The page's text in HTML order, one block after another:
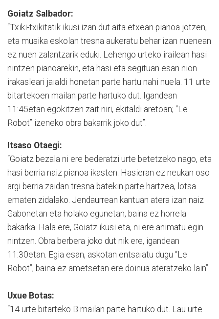
Goiatz Salbador:
“Txiki-txikitatik ikusi izan dut aita etxean pianoa jotzen,
eta musika eskolan tresna aukeratu behar izan nuenean
ez nuen zalantzarik eduki. Lehengo urteko irailean hasi
nintzen pianoarekin, eta hasi eta segituan esan nion
irakasleari jaialdi honetan parte hartu nahi nuela. 11 urte
bitartekoen mailan parte hartuko dut. Igandean
11:45etan egokitzen zait niri, ekitaldi aretoan; “Le
Robot” izeneko obra bakarrik joko dut”.
Itsaso Otaegi:
“Goiatz bezala ni ere bederatzi urte betetzeko nago, eta
hasi berria naiz pianoa ikasten. Hasieran ez neukan oso
argi berria zaidan tresna batekin parte hartzea, lotsa
ematen zidalako. Jendaurrean kantuan atera izan naiz
Gabonetan eta holako egunetan, baina ez horrela
bakarka. Hala ere, Goiatz ikusi eta, ni ere animatu egin
nintzen. Obra berbera joko dut nik ere, igandean
11:30etan. Egia esan, askotan entsaiatu dugu “Le
Robot”, baina ez ametsetan ere doinua ateratzeko lain”.
Uxue Botas:
“14 urte bitarteko B mailan parte hartuko dut. Lau urte